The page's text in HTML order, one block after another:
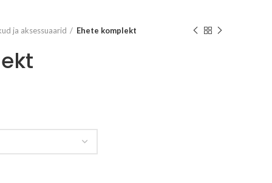
ja aksessuaarid Ehete komplekt